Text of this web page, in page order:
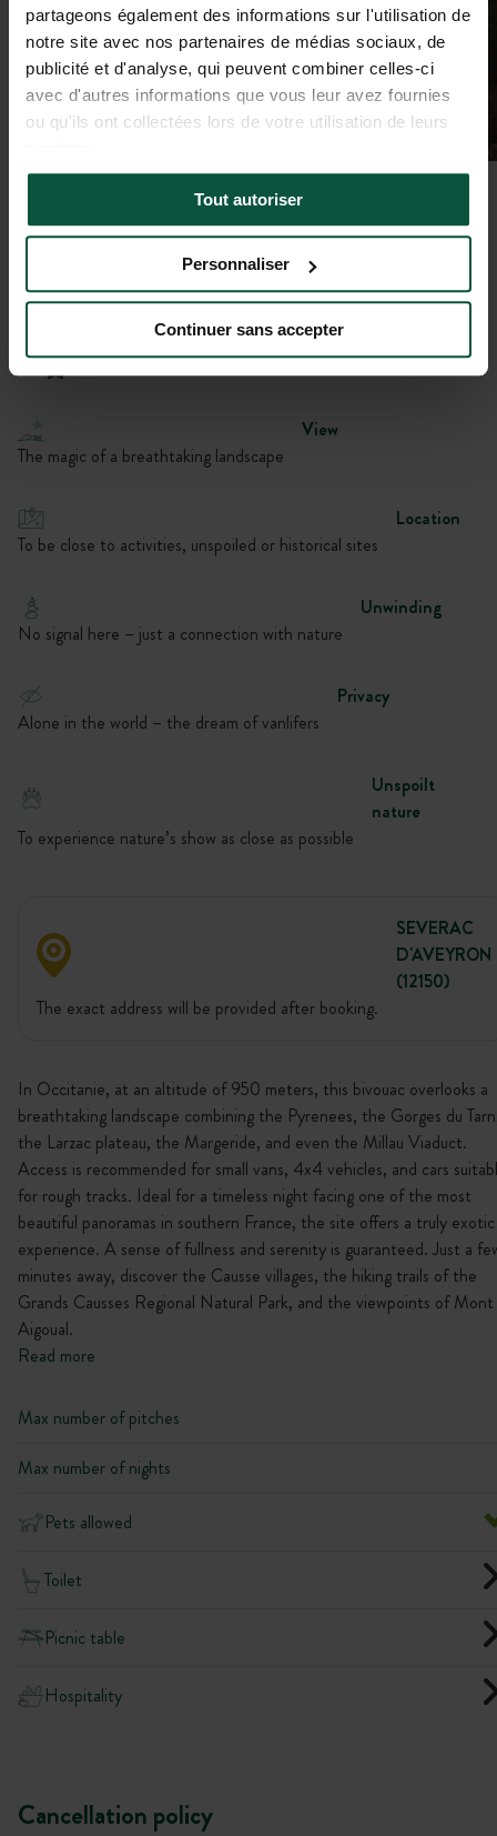
partageons également des informations sur l'utilisation de
notre site avec nos partenaires de médias sociaux, de
publicité et d'analyse, qui peuvent combiner celles-ci
avec d'autres informations que vous leur avez fournies
ou qu'ils ont collectées lors de votre utilisation de leurs
Tout autoriser
Personnaliser
Continuer sans accepter
Gallery
Coursac 2
SEVERAC D'AVEYRON, Occitanie,
Bivouac Huttopia
4.7 (3 reviews)
View
The magic of a breathtaking landscape
Location
To be close to activities, unspoiled or historical sites
Unwinding
No signal here – just a connection with nature
Privacy
Alone in the world – the dream of vanlifers
Unspoilt
nature
To experience nature’s show as close as possible
SEVERAC
D'AVEYRON
(12150)
The exact address will be provided after booking.
In Occitanie, at an altitude of 950 meters, this bivouac overlooks a
breathtaking landscape combining the Pyrenees, the Gorges du
the Larzac plateau, the Margeride, and even the Millau Viaduct.
Access is recommended for small vans, 4x4 vehicles, and cars
for rough tracks. Ideal for a timeless night facing one of the most
beautiful panoramas in southern France, the site offers a truly exotic
experience. A sense of fullness and serenity is guaranteed. Just a
minutes away, discover the Causse villages, the hiking trails of the
Grands Causses Regional Natural Park, and the viewpoints of Mont
Aigoual.
Read more
Max number of pitches
Max number of nights
Pets allowed
Toilet
Picnic table
Hospitality
Cancellation policy